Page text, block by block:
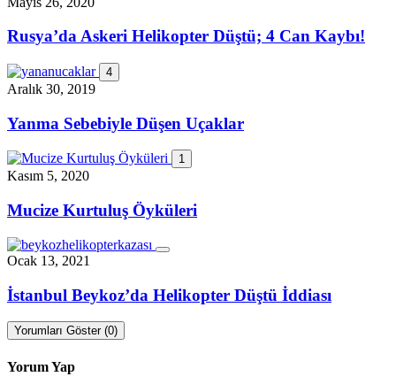
Rusya’da Askeri Helikopter Düştü; 4 Can Kaybı!
4
Aralık 30, 2019
Yanma Sebebiyle Düşen Uçaklar
1
Kasım 5, 2020
Mucize Kurtuluş Öyküleri
Ocak 13, 2021
İstanbul Beykoz’da Helikopter Düştü İddiası
Yorumları Göster (0)
Yorum Yap